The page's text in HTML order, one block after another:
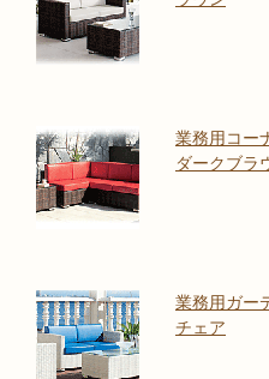
業務用コー
ダークブラ
業務用ガー
チェア